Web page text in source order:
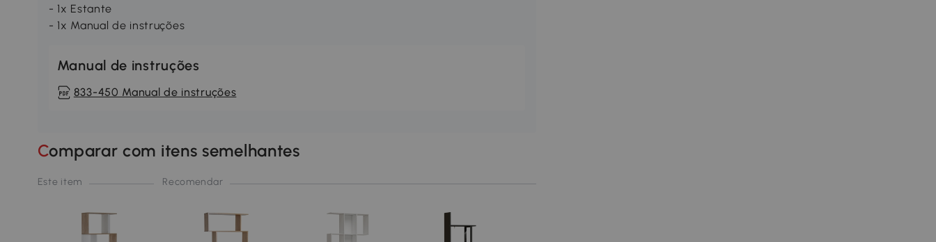
- 1x Estante
- 1x Manual de instruções
Manual de instruções
833-450 Manual de instruções
Comparar com itens semelhantes
Este item Recomendar